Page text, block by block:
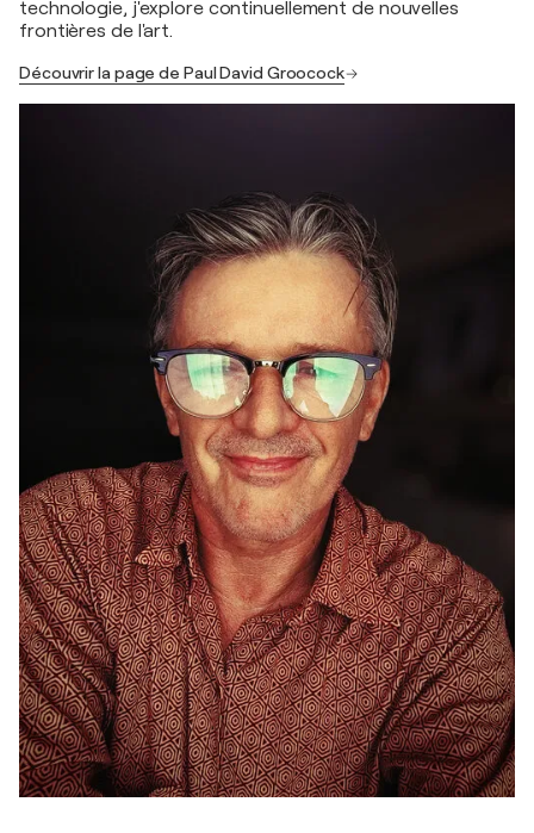
technologie, j'explore continuellement de nouvelles
frontières de l'art.
Découvrir la page de Paul David Groocock